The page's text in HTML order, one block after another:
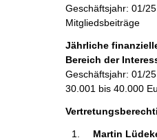
n
h
a
l
Geschäftsjahr: 01/
Mitgliedsbeiträge
Jährliche
Bereich der
Geschäftsjahr: 01/
30.001 bis 40.000
Martin